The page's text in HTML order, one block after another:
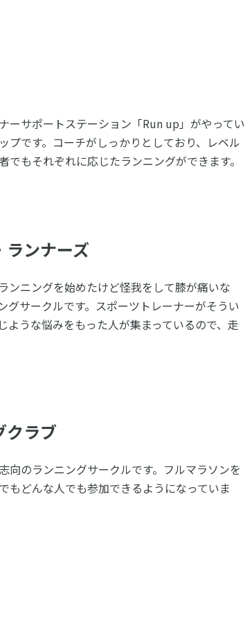
ーサポートステーション「Run up」がやってい
プです。コーチがしっかりとしており、レベル
もそれぞれに応じたランニングができます。
ランナーズ
ンニングを始めたけど怪我をして膝が痛いな
グサークルです。スポーツトレーナーがそうい
ような悩みをもった人が集まっているので、走
クラブ
向のランニングサークルです。フルマラソンを
もどんな人でも参加できるようになっていま